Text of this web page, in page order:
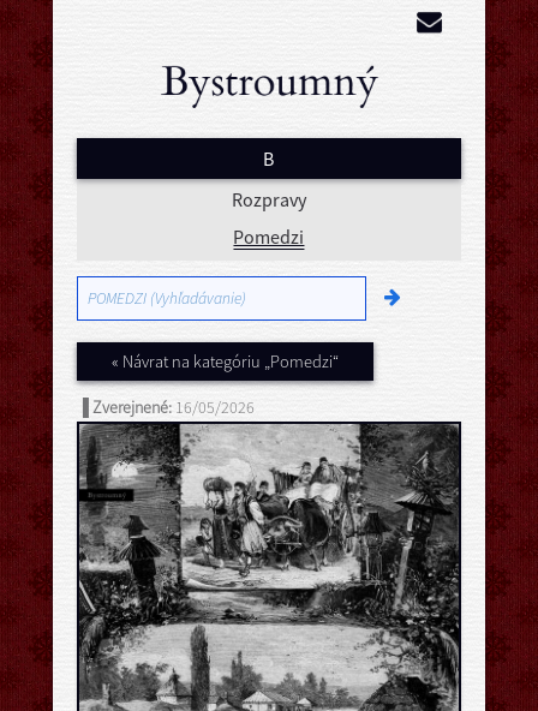
B
Rozpravy
Pomedzi
« Návrat na kategóriu „Pomedzi“
▐ Zverejnené: 16/05/2026